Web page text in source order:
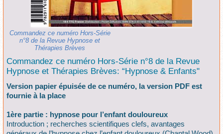
Commandez ce numéro Hors-Série
n°8 de la Revue Hypnose et
Thérapies Brèves
Commandez ce numéro Hors-Série n°8 de la Revue
Hypnose et Thérapies Brèves: “Hypnose & Enfants"
Version papier épuisée de ce numéro, la version PDF est
fournie à la place
1ère partie : hypnose pour l’enfant douloureux
Introduction ; recherches scientifiques clefs, avantages